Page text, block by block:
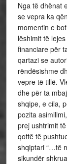
Nga të dhënat
se vepra ka
momentin e
lëshimit të
financiare për
qartazi se
rëndësishme
vepre të tillë.
dhe për ta
shqipe, e cila,
pozita
prej ushtrimit
qoftë të
shqiptari “…të
sikundër